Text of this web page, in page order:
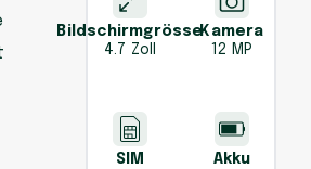
Bildschirmgrösse
4.7 Zoll
Kamera
12 MP
SIM
Akku